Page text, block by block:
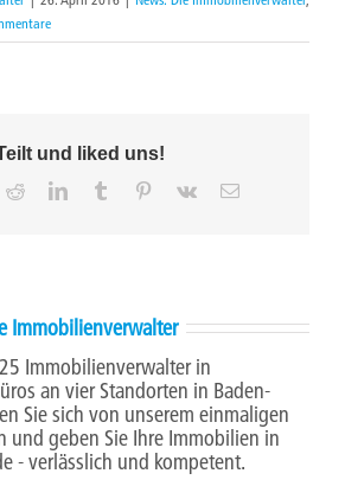
und liked uns!
RedditLinkedIn Tumblr Pinterest
Vk
E-
Immobilienverwalter
Immobilienverwalter in
an vier Standorten in Baden-
Sie sich von unserem einmaligen
und geben Sie Ihre Immobilien in
- verlässlich und kompetent.